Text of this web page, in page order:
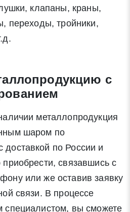
клапаны, краны,
переходы, тройники,
с
металлопродукция
шаром по
по России и
связавшись с
или же оставив заявку
связи. В процессе
специалистом, вы сможете